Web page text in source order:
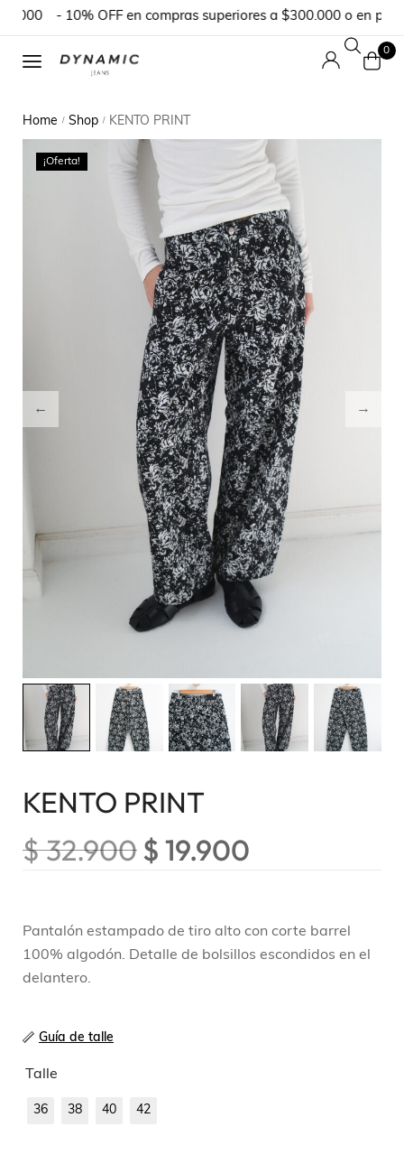
- 10% OFF en compras superiores a $300.000 o en
0
Home / Shop / KENTO PRINT
¡Oferta!
KENTO PRINT
$32.900$ 19.900
Pantalón estampado de tiro alto con corte barrel
100% algodón. Detalle de bolsillos escondidos en el
delantero.
Guía de talle
Talle
36 38 40 42